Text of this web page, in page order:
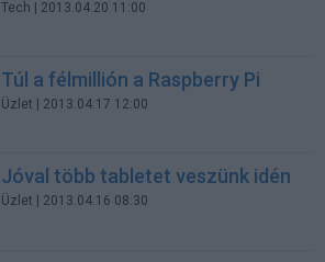
Tech | 2013.04.20 11:00
Túl a félmillión a Raspberry Pi
Üzlet | 2013.04.17 12:00
Jóval több tabletet veszünk idén
Üzlet | 2013.04.16 08:30